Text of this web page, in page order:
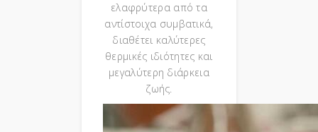
ελαφρύτερα από τα
αντίστοιχα συμβατικά,
διαθέτει καλύτερες
θερμικές ιδιότητες και
μεγαλύτερη διάρκεια
ζωής.